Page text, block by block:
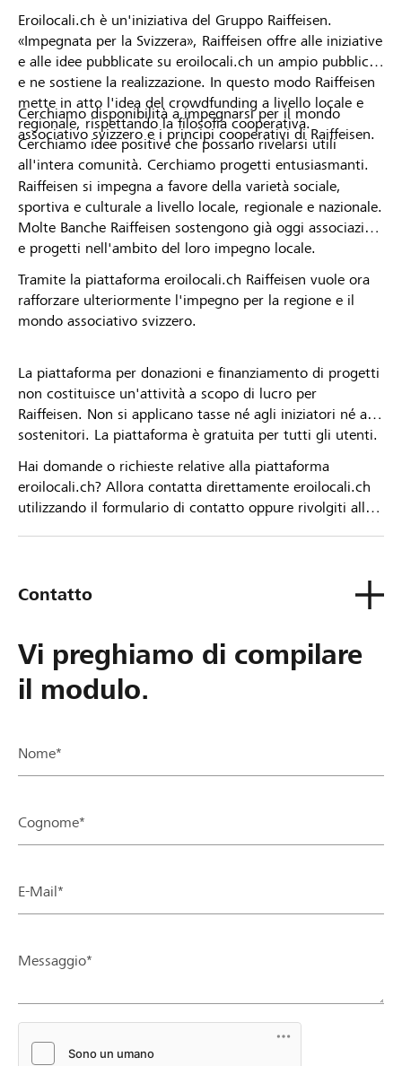
Eroilocali.ch è un'iniziativa del Gruppo Raiffeisen.
«Impegnata per la Svizzera», Raiffeisen offre alle iniziative
e alle idee pubblicate su eroilocali.ch un ampio pubblico
e ne sostiene la realizzazione. In questo modo Raiffeisen
mette in atto l'idea del crowdfunding a livello locale e
regionale, rispettando la filosofia cooperativa.
Cerchiamo idee positive che possano rivelarsi utili
all'intera comunità. Cerchiamo progetti entusiasmanti.
Cerchiamo disponibilità a impegnarsi per il mondo
associativo svizzero e i principi cooperativi di Raiffeisen.
Raiffeisen si impegna a favore della varietà sociale,
sportiva e culturale a livello locale, regionale e nazionale.
Molte Banche Raiffeisen sostengono già oggi associazioni
e progetti nell'ambito del loro impegno locale.
Tramite la piattaforma eroilocali.ch Raiffeisen vuole ora
rafforzare ulteriormente l'impegno per la regione e il
mondo associativo svizzero.
La piattaforma per donazioni e finanziamento di progetti
non costituisce un'attività a scopo di lucro per
Raiffeisen. Non si applicano tasse né agli iniziatori né ai
sostenitori. La piattaforma è gratuita per tutti gli utenti.
Hai domande o richieste relative alla piattaforma
eroilocali.ch? Allora contatta direttamente eroilocali.ch
utilizzando il formulario di contatto oppure rivolgiti alla
Contatto
Vi preghiamo di compilare
il modulo.
Nome*
Cognome*
E-Mail*
Messaggio*